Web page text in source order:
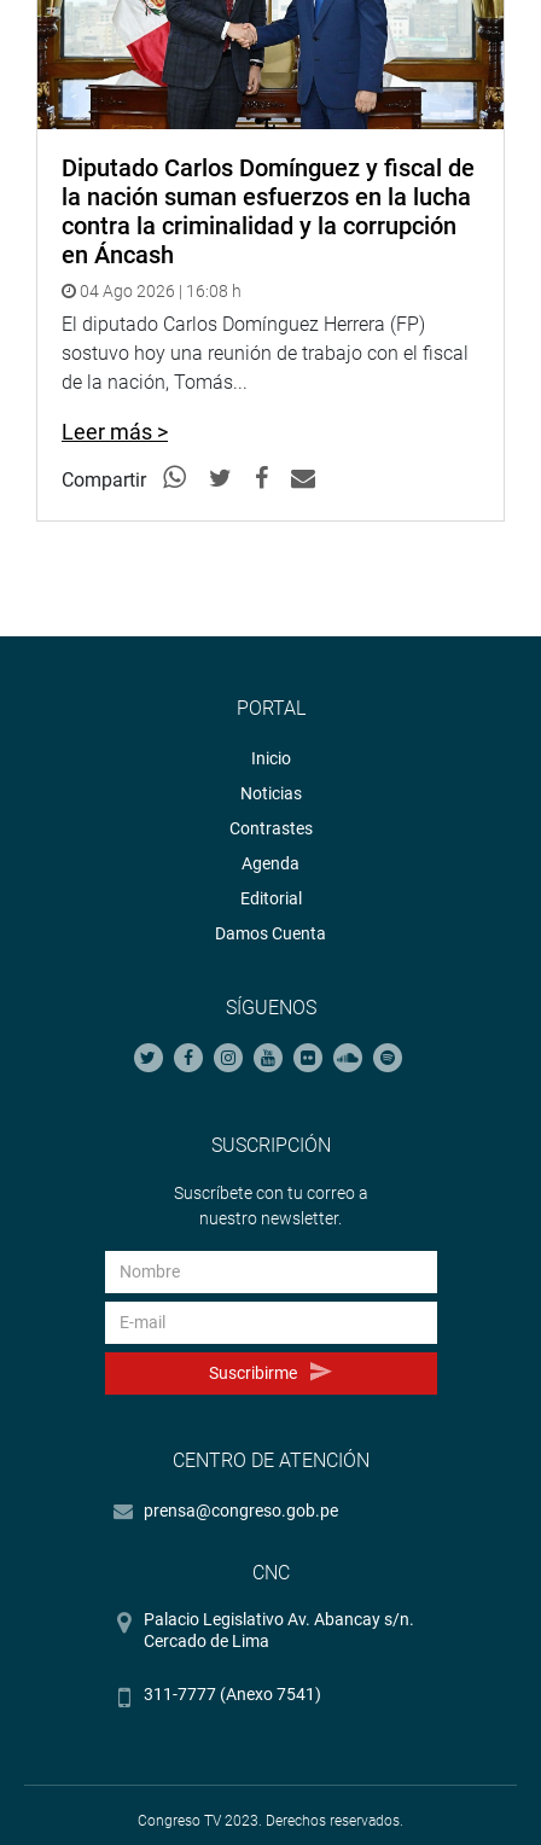
Diputado Carlos Domínguez y fiscal de
la nación suman esfuerzos en la lucha
contra la criminalidad y la corrupción
en Áncash
04 Ago 2026 | 16:08 h
El diputado Carlos Domínguez Herrera (FP)
sostuvo hoy una reunión de trabajo con el fiscal
de la nación, Tomás...
Leer más >
Compartir
PORTAL
Inicio
Noticias
Contrastes
Agenda
Editorial
Damos Cuenta
SÍGUENOS
SUSCRIPCIÓN
Suscríbete con tu correo a
nuestro newsletter.
Suscribirme
CENTRO DE ATENCIÓN
prensa@congreso.gob.pe
CNC
Palacio Legislativo Av. Abancay s/n.
Cercado de Lima
311-7777 (Anexo 7541)
Congreso TV 2023. Derechos reservados.